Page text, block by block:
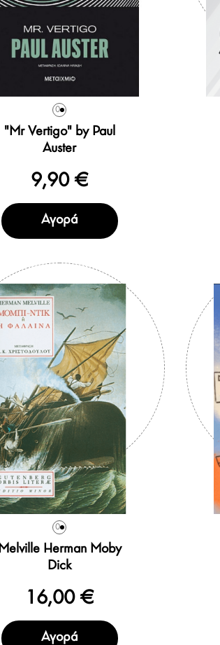
0
"Mr Vertigo" by Paul
Auster
9,90 €
Αγορά
0
Melville Herman Moby
Dick
16,00 €
Αγορά